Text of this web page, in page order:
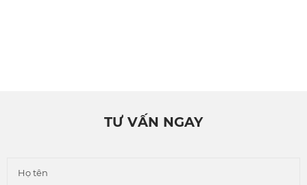
TƯ VẤN NGAY